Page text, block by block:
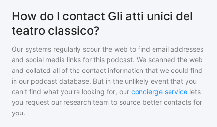
How do I contact Gli atti unici del
teatro classico?
Our systems regularly scour the web to find email addresses
and social media links for this podcast. We scanned the web
and collated all of the contact information that we could find
in our podcast database. But in the unlikely event that you
can't find what you're looking for, our concierge service lets
you request our research team to source better contacts for
you.